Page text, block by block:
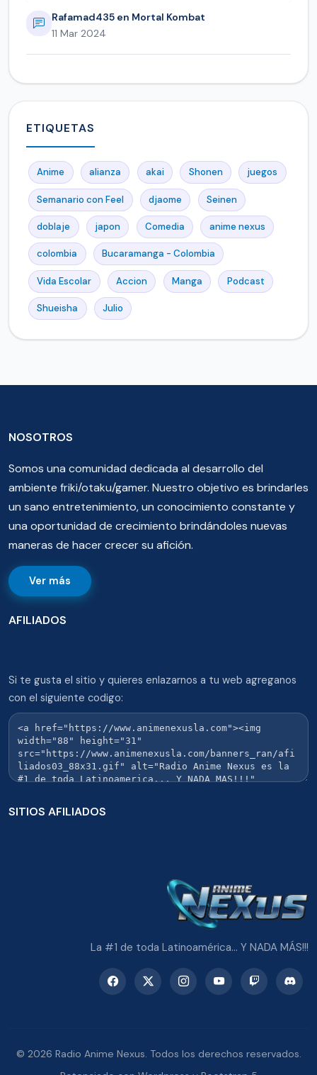
Rafamad435 en Mortal Kombat
11 Mar 2024
ETIQUETAS
Anime alianza akai Shonen juegos
Semanario con Feel djaome Seinen
doblaje japon Comedia anime nexus
colombia Bucaramanga - Colombia
Vida Escolar Accion Manga Podcast
Shueisha Julio
NOSOTROS
Somos una comunidad dedicada al desarrollo del
ambiente friki/otaku/gamer. Nuestro objetivo es brindarles
un sano entretenimiento, un conocimiento constante y
una oportunidad de crecimiento brindándoles nuevas
maneras de hacer crecer su afición.
Ver más
AFILIADOS
Si te gusta el sitio y quieres enlazarnos a tu web agreganos
con el siguiente codigo:
SITIOS AFILIADOS
La #1 de toda Latinoamérica... Y NADA MÁS!!!
© 2026 Radio Anime Nexus. Todos los derechos reservados.